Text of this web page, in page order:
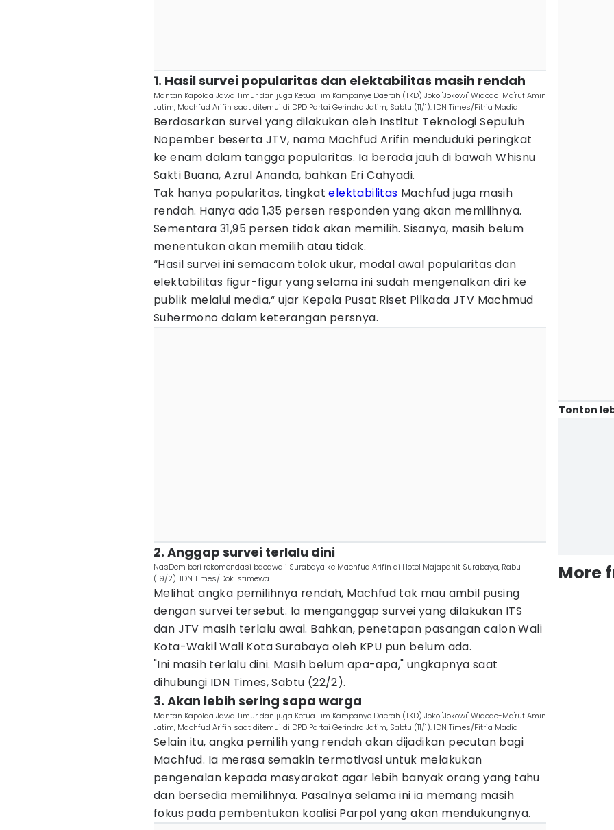
1. Hasil survei popularitas dan elektabilitas masih rendah
Mantan Kapolda Jawa Timur dan juga Ketua Tim Kampanye Daerah (TKD) Joko "Jokowi" Widodo-Ma'ruf Amin
Jatim, Machfud Arifin saat ditemui di DPD Partai Gerindra Jatim, Sabtu (11/1). IDN Times/Fitria Madia
Berdasarkan survei yang dilakukan oleh Institut Teknologi Sepuluh
Nopember beserta JTV, nama Machfud Arifin menduduki peringkat
ke enam dalam tangga popularitas. Ia berada jauh di bawah Whisnu
Sakti Buana, Azrul Ananda, bahkan Eri Cahyadi.
Tak hanya popularitas, tingkatelektabilitas Machfud juga masih
rendah. Hanya ada 1,35 persen responden yang akan memilihnya.
Sementara 31,95 persen tidak akan memilih. Sisanya, masih belum
menentukan akan memilih atau tidak.
“Hasil survei ini semacam tolok ukur, modal awal popularitas dan
elektabilitas figur-figur yang selama ini sudah mengenalkan diri ke
publik melalui media,“ ujar Kepala Pusat Riset Pilkada JTV Machmud
Suhermono dalam keterangan persnya.
2. Anggap survei terlalu dini
NasDem beri rekomendasi bacawali Surabaya ke Machfud Arifin di Hotel Majapahit Surabaya, Rabu
(19/2). IDN Times/Dok.Istimewa
Melihat angka pemilihnya rendah, Machfud tak mau ambil pusing
dengan survei tersebut. Ia menganggap survei yang dilakukan ITS
dan JTV masih terlalu awal. Bahkan, penetapan pasangan calon Wali
Kota-Wakil Wali Kota Surabaya oleh KPU pun belum ada.
"Ini masih terlalu dini. Masih belum apa-apa," ungkapnya saat
dihubungi IDN Times, Sabtu (22/2).
3. Akan lebih sering sapa warga
Mantan Kapolda Jawa Timur dan juga Ketua Tim Kampanye Daerah (TKD) Joko "Jokowi" Widodo-Ma'ruf Amin
Jatim, Machfud Arifin saat ditemui di DPD Partai Gerindra Jatim, Sabtu (11/1). IDN Times/Fitria Madia
Selain itu, angka pemilih yang rendah akan dijadikan pecutan bagi
Machfud. Ia merasa semakin termotivasi untuk melakukan
pengenalan kepada masyarakat agar lebih banyak orang yang tahu
dan bersedia memilihnya. Pasalnya selama ini ia memang masih
fokus pada pembentukan koalisi Parpol yang akan mendukungnya.
Tonton
More